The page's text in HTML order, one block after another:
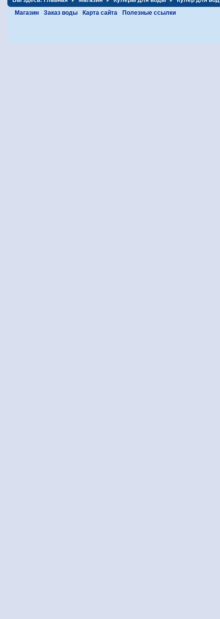
Магазин
Заказ воды Карта сайта Полезные ссылки